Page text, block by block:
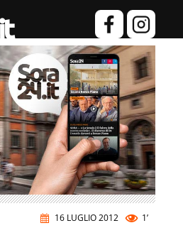
16 LUGLIO 2012 1’